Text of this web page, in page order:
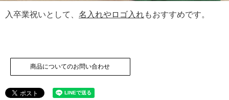
入卒業祝いとして、 名入れやロゴ入れもおすすめです。
商品についてのお問い合わせ